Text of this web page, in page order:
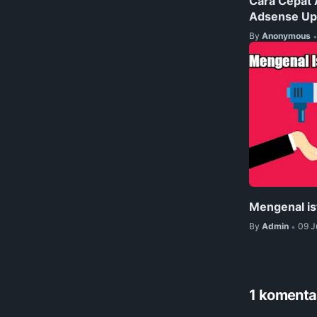
Adsense
By Anonymous •
Mengenal
By Admin • 09
1